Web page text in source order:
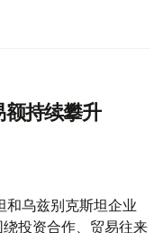
额持续攀升
和乌兹别克斯坦企业
投资合作、贸易往来